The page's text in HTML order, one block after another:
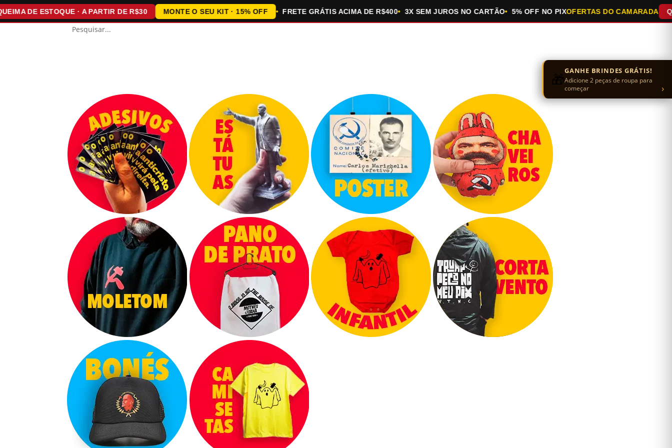
DE ESTOQUE · A PARTIR DE R$30 MONTE O SEU KIT · 15% OFF FRETE GRÁTIS ACIMA DE R$400 3X SEM JUROS NO CARTÃO 5% OFF NO PIXOFERTAS DO CAMARADA
🎁GANHE BRINDES GRÁTIS!
Adicione 2 peças de roupa para
começar
›